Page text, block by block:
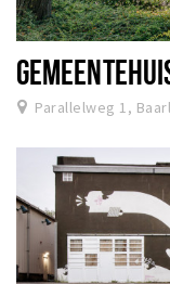
Parallelweg 1,